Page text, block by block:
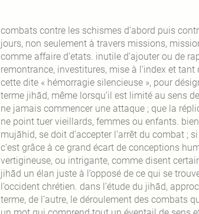
combats contre les schismes d’abord puis
jours, non seulement à travers missions,
comme affaire d’etats. inutile d’ajouter ou de
remontrance, investitures, mise à l’index et tant
cette dite « hémorragie silencieuse », pour
terme jihād, même lorsqu’il est limité au sens
ne jamais commencer une attaque ; que la
ne point tuer vieillards, femmes ou enfants.
mujāhid, se doit d’accepter l’arrêt du combat ;
c’est grâce à ce grand écart de conceptions
vertigineuse, ou intrigante, comme disent
jihād un élan juste à l’opposé de ce qui se
l’occident chrétien. dans l’étude du jihād,
terme, de l’autre, le déroulement des combats